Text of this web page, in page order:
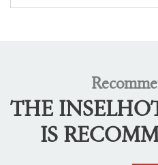
THE
IS